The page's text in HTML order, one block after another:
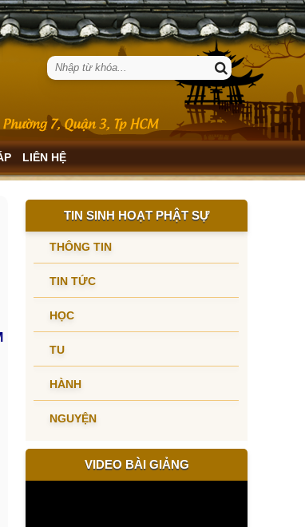
LIÊN HỆ
TIN SINH HOẠT PHẬT SỰ
THÔNG TIN
TIN TỨC
HỌC
TU
HÀNH
NGUYỆN
VIDEO BÀI GIẢNG